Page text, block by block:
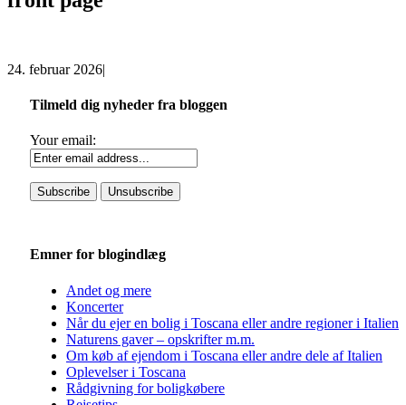
24. februar 2026|
Tilmeld dig nyheder fra bloggen
Your email:
Emner for blogindlæg
Andet og mere
Koncerter
Når du ejer en bolig i Toscana eller andre regioner i Italien
Naturens gaver – opskrifter m.m.
Om køb af ejendom i Toscana eller andre dele af Italien
Oplevelser i Toscana
Rådgivning for boligkøbere